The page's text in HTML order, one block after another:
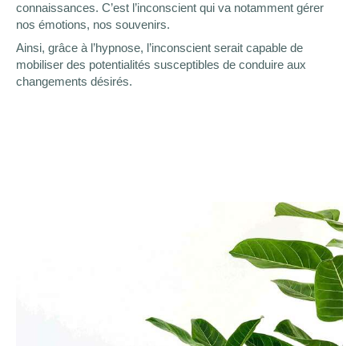
connaissances. C’est l’inconscient qui va notamment gérer
nos émotions, nos souvenirs.
Ainsi, grâce à l’hypnose, l’inconscient serait capable de
mobiliser des potentialités susceptibles de conduire aux
changements désirés.